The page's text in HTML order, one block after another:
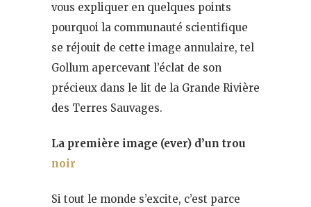
vous expliquer en quelques points
pourquoi la communauté scientifique
se réjouit de cette image annulaire, tel
Gollum apercevant l’éclat de son
précieux dans le lit de la Grande Rivière
des Terres Sauvages.
La première image (ever) d’un trou
noir
Si tout le monde s’excite, c’est parce